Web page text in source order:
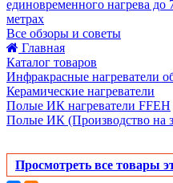
единовременного нагрева до
метрах
Все обзоры и советы
Главная
Каталог товаров
Инфракрасные нагреватели
Керамические нагреватели
Полые ИК нагреватели FFEH
Полые ИК (Производство на
Просмотреть все товары